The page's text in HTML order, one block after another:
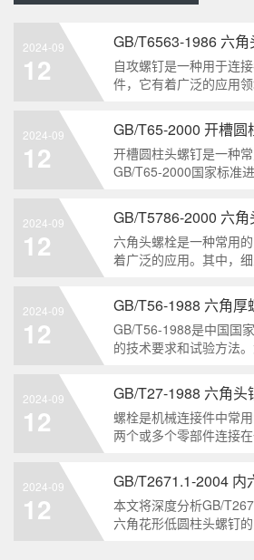
2024-09
12
GB/T6563-1986 六
自攻螺钉是一种用于连
件，它有着广泛的应用
标准。本文将深度分析
及制造要求等相关知识
解。1. 六角头自
2024-09
12
开槽圆柱头螺钉是一种
GB/T65-2000国家标准
领域，帮助读者更好地
么是GB/T65-2000 开槽
200
2024-09
12
六角头螺栓是一种常用
着广泛的应用。其中，
两个方面，对GB/
栓 细牙 全螺纹进行深度
是GB/T57
2024-09
12
GB/T56-1988 六角厚
GB/T56-1988是中国国
的技术要求和试验方法
用于需要更大的力矩和
厚螺母的材料和制造工
钢、中碳钢或合金钢
2024-09
12
螺栓是机械连接件中常
两个或多个零部件连接
级和B级两种。下面我们
的螺栓有哪些区别。1.
有什么不同?A级和B级是
2024-09
12
本文将深度分析GB/
六角花形低圆柱头螺钉